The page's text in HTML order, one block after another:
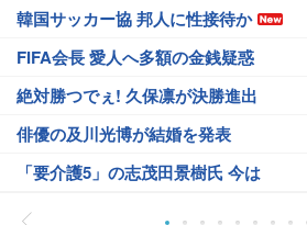
韓国サッカー協 邦人に性接待か
FIFA会長 愛人へ多額の金銭疑惑
絶対勝つでぇ! 久保凛が決勝進出
俳優の及川光博が結婚を発表
「要介護5」の志茂田景樹氏 今は